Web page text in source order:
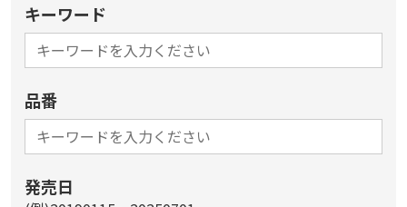
キーワード
品番
発売日